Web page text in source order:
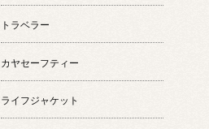
トラベラー
カヤセーフティー
ライフジャケット